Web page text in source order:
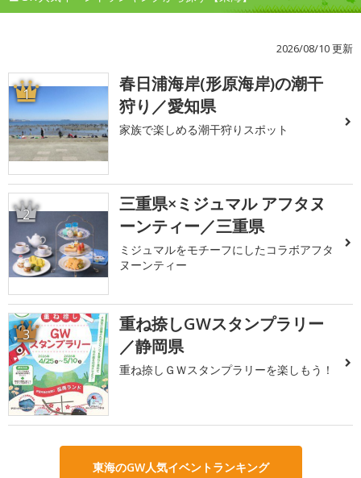
2026/08/10 更新
1
春日浦海岸(形原海岸)の潮干
狩り／愛知県
家族で楽しめる潮干狩りスポット
2
三重県×ミジュマル アフタヌ
ーンティー／三重県
ミジュマルをモチーフにしたコラボアフタ
ヌーンティー
3
重ね捺しGWスタンプラリー
／静岡県
重ね捺しＧＷスタンプラリーを楽しもう！
東海のGW人気イベントランキング